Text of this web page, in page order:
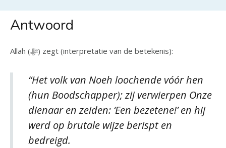
Antwoord
Allah (ﷻ) zegt (interpretatie van de betekenis):
“Het volk van Noeh loochende vóór hen
(hun Boodschapper); zij verwierpen Onze
dienaar en zeiden: ‘Een bezetene!’ en hij
werd op brutale wijze berispt en
bedreigd.